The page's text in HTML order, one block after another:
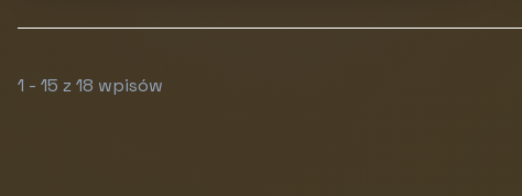
1 - 15 z 18 wpisów